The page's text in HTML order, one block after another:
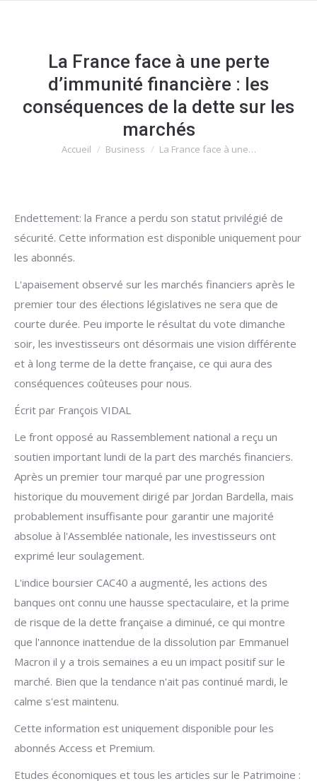
La France face à une perte
d’immunité financière : les
conséquences de la dette sur les
marchés
Vous êtes ici :
Accueil Business La France face à une…
Endettement: la France a perdu son statut privilégié de
sécurité. Cette information est disponible uniquement pour
les abonnés.
L'apaisement observé sur les marchés financiers après le
premier tour des élections législatives ne sera que de
courte durée. Peu importe le résultat du vote dimanche
soir, les investisseurs ont désormais une vision différente
et à long terme de la dette française, ce qui aura des
conséquences coûteuses pour nous.
Écrit par François VIDAL
Le front opposé au Rassemblement national a reçu un
soutien important lundi de la part des marchés financiers.
Après un premier tour marqué par une progression
historique du mouvement dirigé par Jordan Bardella, mais
probablement insuffisante pour garantir une majorité
absolue à l'Assemblée nationale, les investisseurs ont
exprimé leur soulagement.
L'indice boursier CAC40 a augmenté, les actions des
banques ont connu une hausse spectaculaire, et la prime
de risque de la dette française a diminué, ce qui montre
que l'annonce inattendue de la dissolution par Emmanuel
Macron il y a trois semaines a eu un impact positif sur le
marché. Bien que la tendance n'ait pas continué mardi, le
calme s'est maintenu.
Cette information est uniquement disponible pour les
abonnés Access et Premium.
Etudes économiques et tous les articles sur le Patrimoine :